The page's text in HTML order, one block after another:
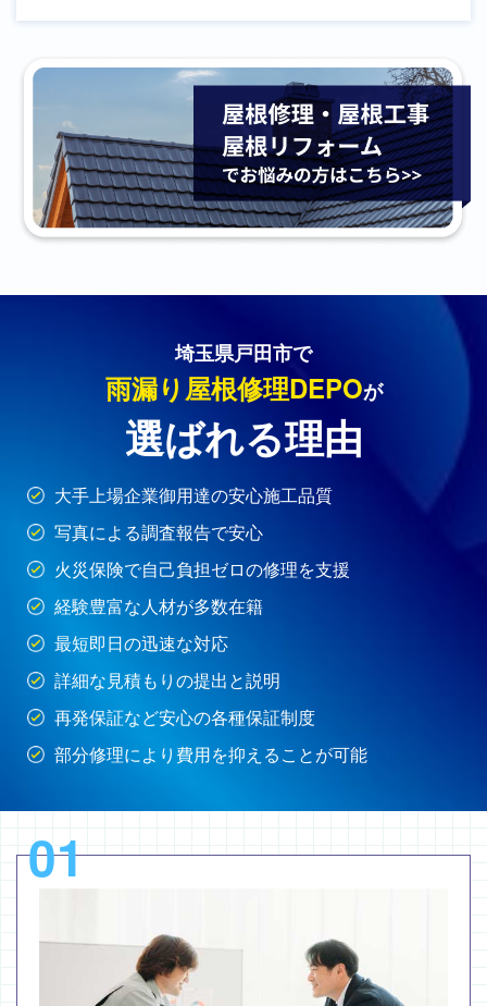
埼玉県戸田市で
雨漏り屋根修理DEPOが
選ばれる理由
大手上場企業御用達の安心施工品質
写真による調査報告で安心
火災保険で自己負担ゼロの修理を支援
経験豊富な人材が多数在籍
最短即日の迅速な対応
詳細な見積もりの提出と説明
再発保証など安心の各種保証制度
部分修理により費用を抑えることが可能
01